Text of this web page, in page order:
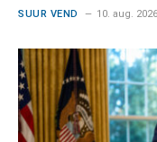
SUUR VEND 10. aug. 2026